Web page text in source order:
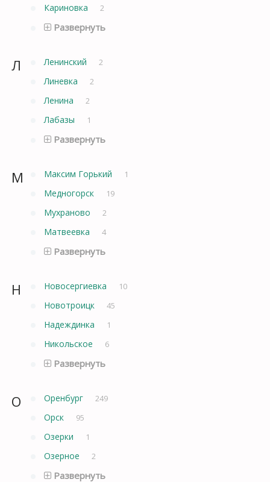
Кариновка 2
Развернуть
Л Ленинский 2
Линевка 2
Ленина 2
Лабазы 1
Развернуть
М Максим Горький 1
Медногорск 19
Мухраново 2
Матвеевка 4
Развернуть
Н Новосергиевка 10
Новотроицк 45
Надеждинка 1
Никольское 6
Развернуть
О Оренбург 249
Орск 95
Озерки 1
Озерное 2
Развернуть